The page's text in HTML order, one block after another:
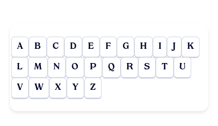
A B C D E F G H I J K
L M N O P Q R S T U
V W X Y Z